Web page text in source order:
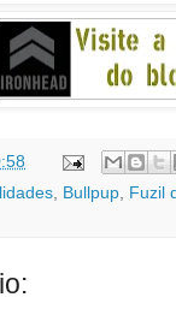
, Bullpup, Fuzil